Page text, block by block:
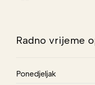
Radno vrijeme
Ponedjeljak